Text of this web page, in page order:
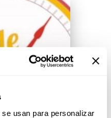
usan para personalizar